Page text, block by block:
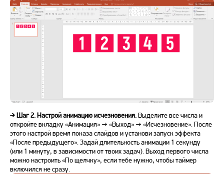
➔Шаг 2. Настрой анимацию исчезновения.Выделите все числа и
откройте вкладку «Анимация» → «Выход» → «Исчезновение». После
этого настрой время показа слайдов и установи запуск эффекта
«После предыдущего». Задай длительность анимации 1 секунду
(или 1 минуту, в зависимости от твоих задач). Выход первого числа
можно настроить «По щелчку», если тебе нужно, чтобы таймер
включился не сразу.